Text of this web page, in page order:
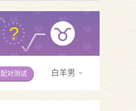
?
配对测试 白羊男